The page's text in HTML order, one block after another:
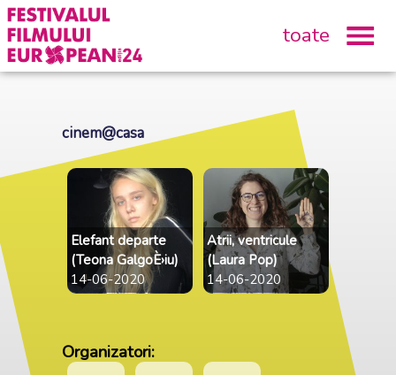
cinem@casa
Elefant departe
(Teona GalgoÈ›iu)
14-06-2020
Atrii, ventricule
(Laura Pop)
14-06-2020
Organizatori:
toate